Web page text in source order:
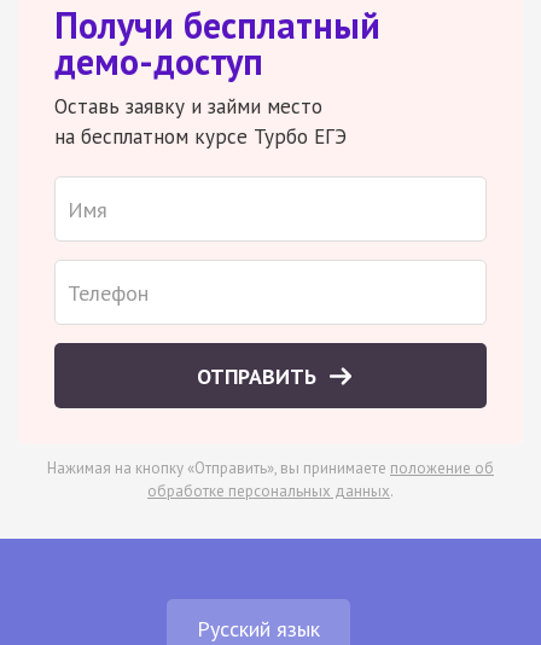
Получи бесплатный
демо-доступ
Оставь заявку и займи место
на бесплатном курсе Турбо ЕГЭ
ОТПРАВИТЬ
Нажимая на кнопку «Отправить», вы принимаете положение об
обработке персональных данных.
Русский язык